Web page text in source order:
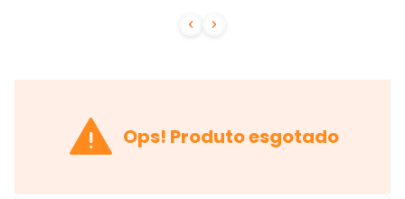
 
 Ops! Produto esgotado